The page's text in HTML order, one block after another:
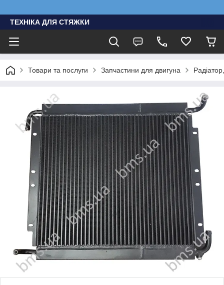
ТЕХНІКА ДЛЯ СТЯЖКИ
Товари та послуги Запчастини для двигуна